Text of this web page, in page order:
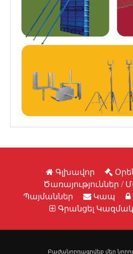
Գլխավոր
Ծառայություններ /
Պայմաններ
Կապ
Գրանցել
Բաժանորդագրվեք մեր